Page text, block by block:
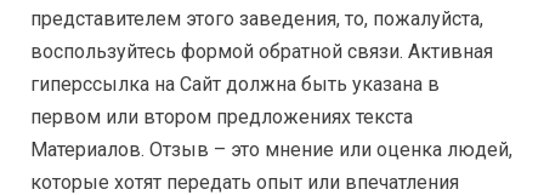
представителем этого заведения, то, пожалуйста,
воспользуйтесь формой обратной связи. Активная
гиперссылка на Сайт должна быть указана в
первом или втором предложениях текста
Материалов. Отзыв – это мнение или оценка людей,
которые хотят передать опыт или впечатления